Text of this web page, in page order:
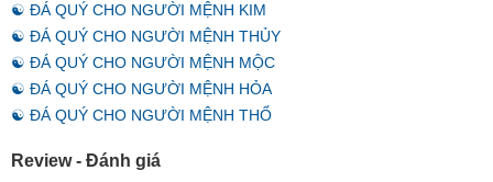
☯ ĐÁ QUÝ CHO NGƯỜI MỆNH KIM
☯ ĐÁ QUÝ CHO NGƯỜI MỆNH THỦY
☯ ĐÁ QUÝ CHO NGƯỜI MỆNH MỘC
☯ ĐÁ QUÝ CHO NGƯỜI MỆNH HỎA
☯ ĐÁ QUÝ CHO NGƯỜI MỆNH THỔ
Review - Đánh giá